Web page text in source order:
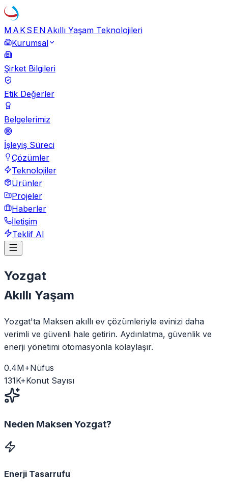
MAKSEN Akıllı Yaşam Teknolojileri
Kurumsal
Şirket Bilgileri
Etik Değerler
Belgelerimiz
İşleyiş Süreci
Çözümler
Teknolojiler
Ürünler
Projeler
Haberler
İletişim
Teklif Al
Yozgat
Akıllı Yaşam
Yozgat'ta Maksen akıllı ev çözümleriyle evinizi daha
verimli ve güvenli hale getirin. Aydınlatma, güvenlik ve
enerji yönetimi otomasyonla kolaylaşır.
0.4M+Nüfus
131K+Konut Sayısı
Neden Maksen Yozgat?
Enerji Tasarrufu